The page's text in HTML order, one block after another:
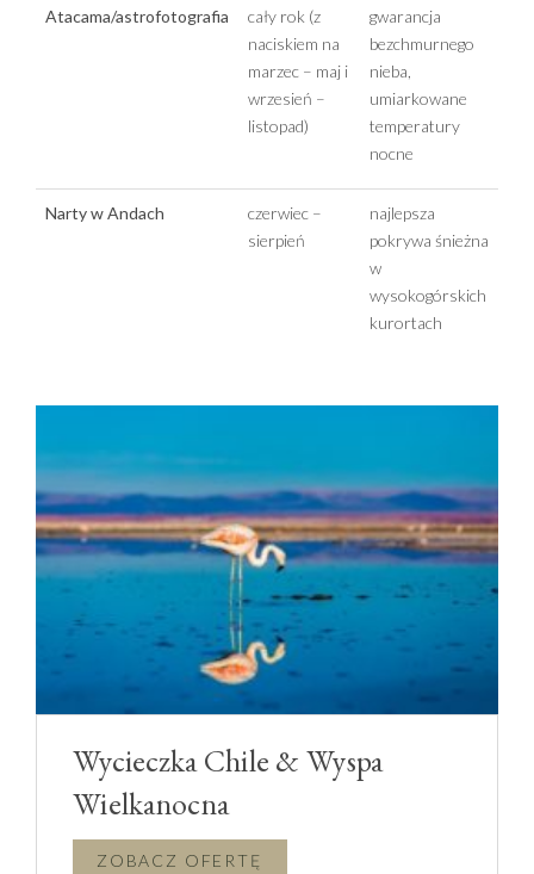
Atacama/astrofotografia
cały rok (z
naciskiem na
marzec – maj i
wrzesień –
listopad)
gwarancja
bezchmurnego
nieba,
umiarkowane
temperatury
nocne
Narty w Andach
czerwiec –
sierpień
najlepsza
pokrywa śnieżna
w
wysokogórskich
kurortach
Wycieczka Chile & Wyspa
Wielkanocna